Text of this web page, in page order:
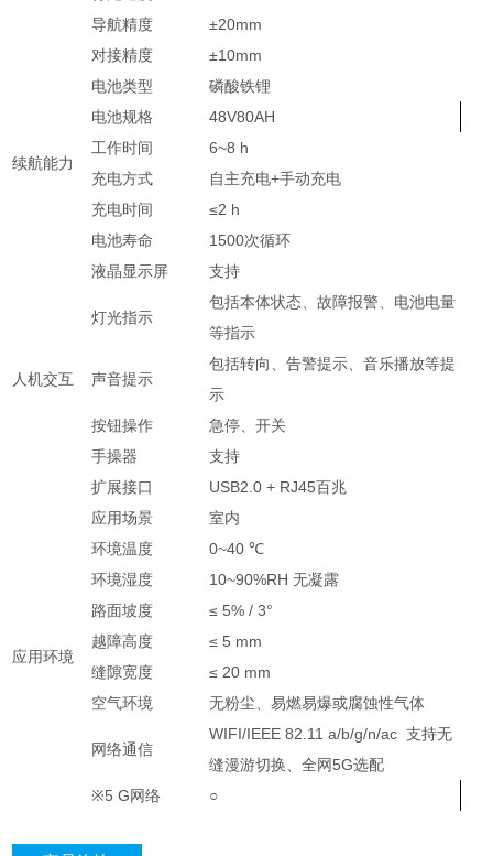
导航精度
±20mm
对接精度
±10mm
续航能力
电池类型
磷酸铁锂
电池规格
48V80AH
工作时间
6~8 h
充电方式
自主充电+手动充电
充电时间
≤2 h
电池寿命
1500次循环
人机交互
液晶显示屏 支持
灯光指示
包括本体状态、故障报警、电池电量
等指示
声音提示
包括转向、告警提示、音乐播放等提
示
按钮操作
急停、开关
手操器
支持
扩展接口
USB2.0 + RJ45百兆
应用环境
应用场景
室内
环境温度
0~40 ℃
环境湿度
10~90%RH 无凝露
路面坡度
≤ 5% / 3°
越障高度
≤ 5 mm
缝隙宽度
≤ 20 mm
空气环境
无粉尘、易燃易爆或腐蚀性气体
网络通信
WIFI/IEEE 82.11 a/b/g/n/ac 支持无
缝漫游切换、全网5G选配
※5 G网络
○